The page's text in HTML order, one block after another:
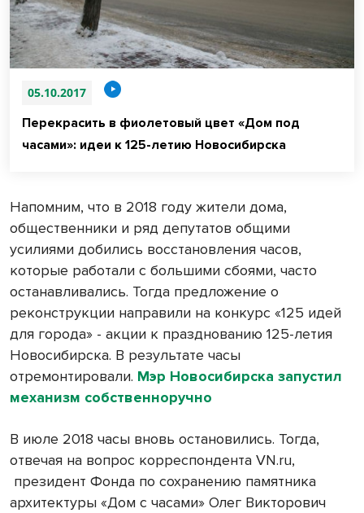
05.10.2017
Перекрасить в фиолетовый цвет «Дом под
часами»: идеи к 125-летию Новосибирска
Напомним, что в 2018 году жители дома,
общественники и ряд депутатов общими
усилиями добились восстановления часов,
которые работали с большими сбоями, часто
останавливались. Тогда предложение о
реконструкции направили на конкурс «125 идей
для города» - акции к празднованию 125-летия
Новосибирска. В результате часы
отремонтировали. Мэр Новосибирска запустил
механизм собственноручно
В июле 2018 часы вновь остановились. Тогда,
отвечая на вопрос корреспондента VN.ru,
президент Фонда по сохранению памятника
архитектуры «Дом с часами» Олег Викторович